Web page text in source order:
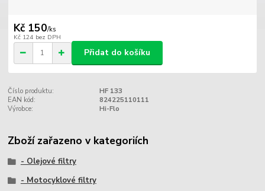
Kč 150/ks
Kč 124 bez DPH
Přidat do košíku
Číslo produktu:
HF 133
EAN kód:
824225110111
Výrobce:
Hi-Flo
Zboží zařazeno v kategoriích
- Olejové filtry
- Motocyklové filtry